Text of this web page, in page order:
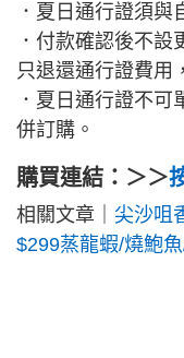
．夏日通行證須與
．付款確認後不設
只退還通行證費用
．夏日通行證不
併訂購。
購買連結：＞＞
相關文章｜ 尖沙咀
$299蒸龍蝦/燒鮑